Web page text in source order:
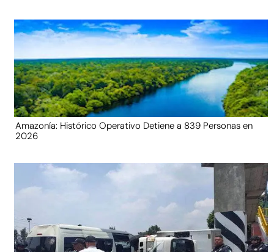
Amazonía: Histórico Operativo Detiene a 839 Personas en
2026